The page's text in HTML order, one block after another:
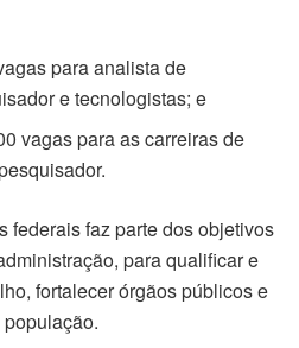
para analista de
e tecnologistas; e
vagas para as carreiras de
federais faz parte dos objetivos
para qualificar e
fortalecer órgãos públicos e